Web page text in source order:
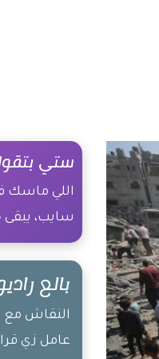
ستي
اللي ماسك
سايب، يبقى
بالع
النقاش
عامل زي